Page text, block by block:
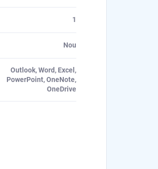
1
Nou
Outlook, Word, Excel,
PowerPoint, OneNote,
OneDrive